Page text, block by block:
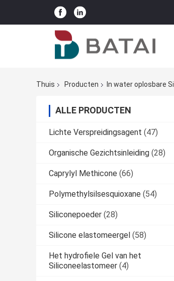
Thuis Producten In water oplosbare
ALLE PRODUCTEN
Lichte Verspreidingsagent (47)
Organische Gezichtsinleiding (28)
Caprylyl Methicone (66)
Polymethylsilsesquioxane (54)
Siliconepoeder (28)
Silicone elastomeergel (58)
Het hydrofiele Gel van het
Siliconeelastomeer (4)